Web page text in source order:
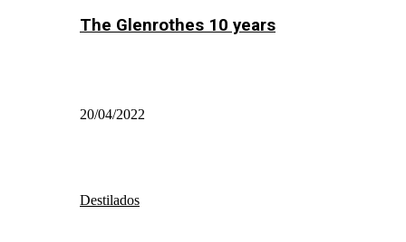
The Glenrothes 10 years
20/04/2022
Destilados